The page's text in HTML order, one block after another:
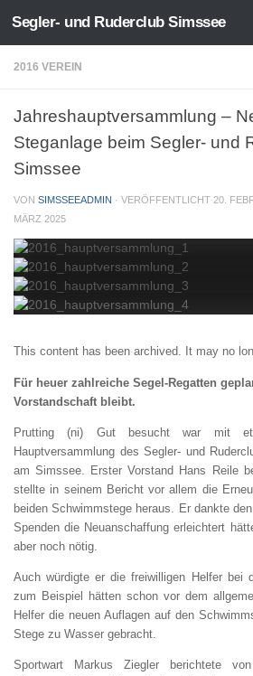
Zum Inhalt springen
Segler- und Ruderclub Simssee
2016 VEREIN
Jahreshauptversammlung –
Steganlage beim Segler- und
Simssee
VON SIMSSEEADMIN · VERÖFFENTLICHT 20.
MÄRZ 2025
This content has been archived. It may no
Für heuer zahlreiche Segel-Regatten
Vorstandschaft bleibt.
Prutting (ni) Gut besucht war mit
Hauptversammlung des Segler- und
am Simssee. Erster Vorstand Hans Reile
stellte in seinem Bericht vor allem die
beiden Schwimmstege heraus. Er dankte
Spenden die Neuanschaffung erleichtert
aber noch nötig.
Auch würdigte er die freiwilligen Helfer bei
zum Beispiel hätten schon vor dem
Helfer die neuen Auflagen auf den
Stege zu Wasser gebracht.
Sportwart Markus Ziegler berichtete